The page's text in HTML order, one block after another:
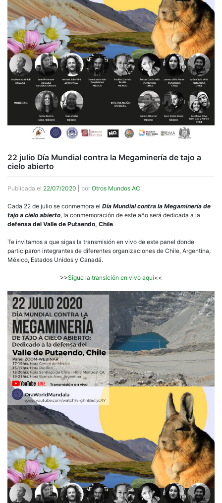
22 julio Día Mundial contra la Megaminería de tajo a
cielo abierto
Publicada el 22/07/2020 por Otros Mundos AC
Cada 22 de julio se conmemora el Día Mundial contra la Megaminería de
tajo a cielo abierto, la conmemoración de este año será dedicada a la
defensa del Valle de Putaendo, Chile.
Te invitamos a que sigas la transmisión en vivo de este panel donde
participaron integrantes de diferentes organizaciones de Chile, Argentina,
México, Estados Unidos y Canadá.
>>Sigue la transición en vivo aquí<<